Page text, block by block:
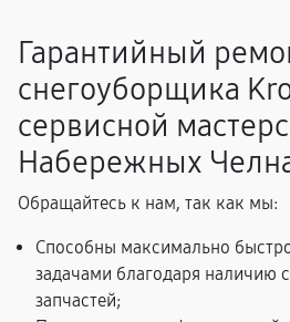
Гарантийный
снегоуборщика
сервисной
Набережных
Обращайтесь к нам, так как мы:
Способны максимально
задачами благодаря наличию
запчастей;